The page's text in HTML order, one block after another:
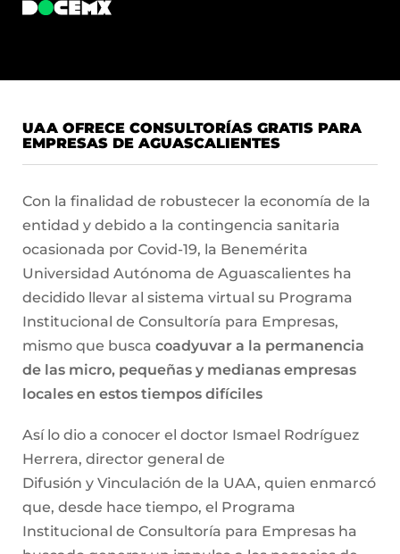
UAA OFRECE CONSULTORÍAS GRATIS PARA
EMPRESAS DE AGUASCALIENTES
Con la finalidad de robustecer la economía de la
entidad y debido a la contingencia sanitaria
ocasionada por Covid-19, la Benemérita
Universidad Autónoma de Aguascalientes ha
decidido llevar al sistema virtual su Programa
Institucional de Consultoría para Empresas,
mismo que busca coadyuvar a la permanencia
de las micro, pequeñas y medianas empresas
locales en estos tiempos difíciles
Así lo dio a conocer el doctor Ismael Rodríguez
Herrera, director general de
Difusión y Vinculación de la UAA, quien enmarcó
que, desde hace tiempo, el Programa
Institucional de Consultoría para Empresas ha